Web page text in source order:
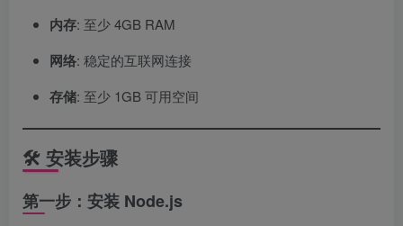
内存: 至少 4GB RAM
网络: 稳定的互联网连接
存储: 至少 1GB 可用空间
🛠️ 安装步骤
第一步：安装 Node.js